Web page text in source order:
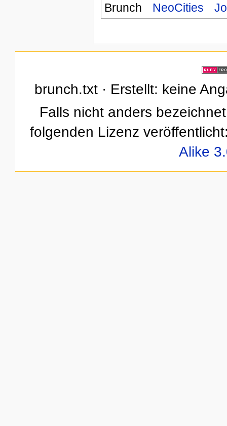
Brunch
NeoCities
brunch.txt · Erstellt: keine
Falls nicht anders
folgenden Lizenz
Alike